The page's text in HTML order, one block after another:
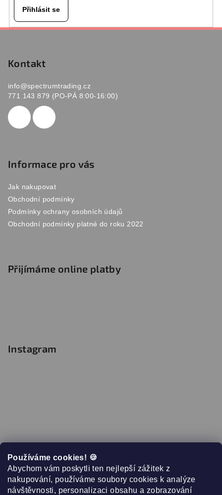
Používáme cookies! 🍪
Abychom vám poskytli ten nejlepší zážitek z
nakupování, používáme soubory cookies k analýze
návštěvnosti, personalizaci obsahu a zobrazování
Přihlásit se
Kontakt
info@spectrumtrading.cz
771 143 879 (PO-PÁ 8:00-16:00)
Informace pro vás
Jak nakupovat
Obchodní podmínky
Podmínky ochrany osobních údajů
Obchodní podmínky platné do roku 2022
Přijímáme online platby
Instagram